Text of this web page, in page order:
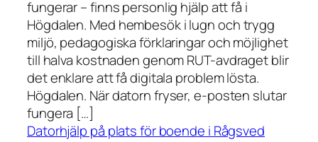
fungerar – finns personlig hjälp att få i
Högdalen. Med hembesök i lugn och trygg
miljö, pedagogiska förklaringar och möjlighet
till halva kostnaden genom RUT-avdraget blir
det enklare att få digitala problem lösta.
Högdalen. När datorn fryser, e-posten slutar
fungera […]
Datorhjälp på plats för boende i Rågsved